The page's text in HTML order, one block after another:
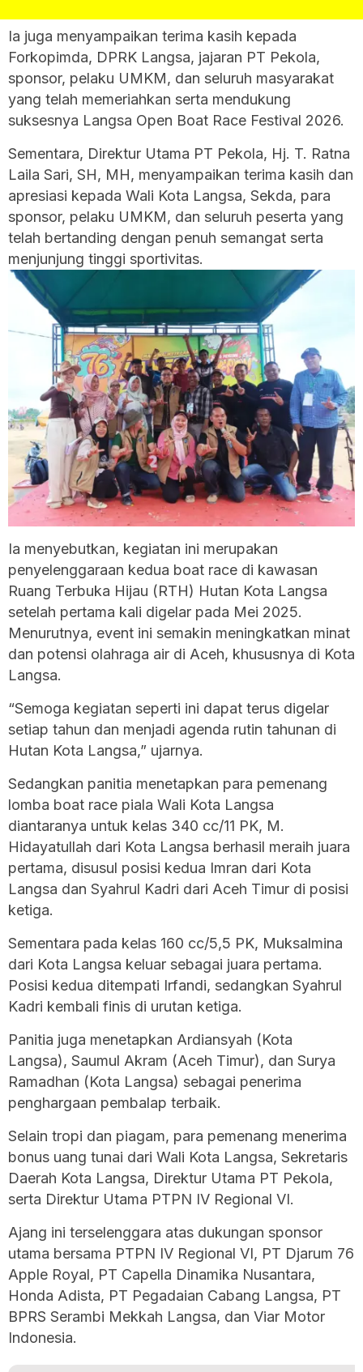
Ia juga menyampaikan terima kasih kepada
Forkopimda, DPRK Langsa, jajaran PT Pekola,
sponsor, pelaku UMKM, dan seluruh masyarakat
yang telah memeriahkan serta mendukung
suksesnya Langsa Open Boat Race Festival 2026.
Sementara, Direktur Utama PT Pekola, Hj. T. Ratna
Laila Sari, SH, MH, menyampaikan terima kasih dan
apresiasi kepada Wali Kota Langsa, Sekda, para
sponsor, pelaku UMKM, dan seluruh peserta yang
telah bertanding dengan penuh semangat serta
menjunjung tinggi sportivitas.
Ia menyebutkan, kegiatan ini merupakan
penyelenggaraan kedua boat race di kawasan
Ruang Terbuka Hijau (RTH) Hutan Kota Langsa
setelah pertama kali digelar pada Mei 2025.
Menurutnya, event ini semakin meningkatkan minat
dan potensi olahraga air di Aceh, khususnya di Kota
Langsa.
“Semoga kegiatan seperti ini dapat terus digelar
setiap tahun dan menjadi agenda rutin tahunan di
Hutan Kota Langsa,” ujarnya.
Sedangkan panitia menetapkan para pemenang
lomba boat race piala Wali Kota Langsa
diantaranya untuk kelas 340 cc/11 PK, M.
Hidayatullah dari Kota Langsa berhasil meraih juara
pertama, disusul posisi kedua Imran dari Kota
Langsa dan Syahrul Kadri dari Aceh Timur di posisi
ketiga.
Sementara pada kelas 160 cc/5,5 PK, Muksalmina
dari Kota Langsa keluar sebagai juara pertama.
Posisi kedua ditempati Irfandi, sedangkan Syahrul
Kadri kembali finis di urutan ketiga.
Panitia juga menetapkan Ardiansyah (Kota
Langsa), Saumul Akram (Aceh Timur), dan Surya
Ramadhan (Kota Langsa) sebagai penerima
penghargaan pembalap terbaik.
Selain tropi dan piagam, para pemenang menerima
bonus uang tunai dari Wali Kota Langsa, Sekretaris
Daerah Kota Langsa, Direktur Utama PT Pekola,
serta Direktur Utama PTPN IV Regional VI.
Ajang ini terselenggara atas dukungan sponsor
utama bersama PTPN IV Regional VI, PT Djarum 76
Apple Royal, PT Capella Dinamika Nusantara,
Honda Adista, PT Pegadaian Cabang Langsa, PT
BPRS Serambi Mekkah Langsa, dan Viar Motor
Indonesia.